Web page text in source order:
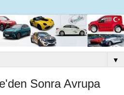
▼
Sonra Avrupa